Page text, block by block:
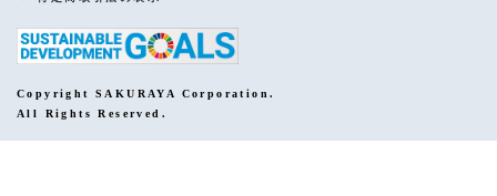
Copyright SAKURAYA Corporation.
All Rights Reserved.